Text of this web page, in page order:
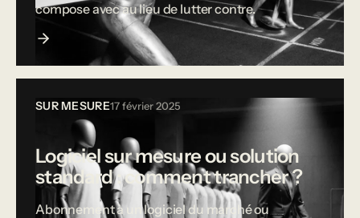
compose avec au lieu de lutter contre.
SUR MESURE17 février 2025
Logiciel sur mesure ou solution
standard : comment trancher ?
Abonnement à un logiciel du marché ou